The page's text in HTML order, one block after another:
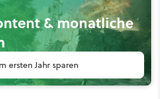
& monatliche
ersten Jahr sparen